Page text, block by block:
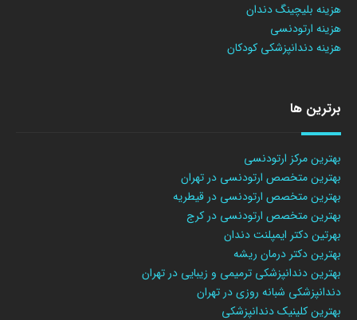
هزینه بلیچینگ دندان
هزینه ارتودنسی
هزینه دندانپزشکی کودکان
برترین ها
بهترین مرکز ارتودنسی
بهترین متخصص ارتودنسی در تهران
بهترین متخصص ارتودنسی در قیطریه
بهترین متخصص ارتودنسی در کرج
بهرتین دکتر ایمپلنت دندان
بهترین دکتر درمان ریشه
بهترین دندانپزشکی ترمیمی و زیبایی در تهران
دندانپزشکی شبانه روزی در تهران
بهترین کلینیک دندانپزشکی